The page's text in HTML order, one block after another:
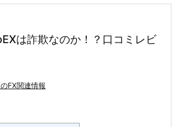
次へ
は詐欺なのか！？口コミレビ
FX関連情報